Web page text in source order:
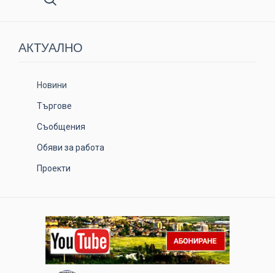
АКТУАЛНO
Новини
Търгове
Съобщения
Обяви за работа
Проекти